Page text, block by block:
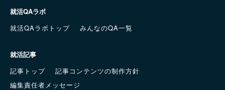
就活QAラボ
就活QAラボトップ
みんなのQA一覧
就活記事
記事トップ
記事コンテンツの制作方針
編集責任者メッセージ